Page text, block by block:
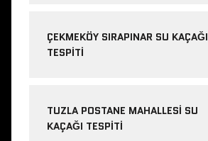
ÇEKMEKÖY SIRAPINAR SU KAÇAĞI
TESPITI
TUZLA POSTANE MAHALLESI SU
KAÇAĞI TESPITI